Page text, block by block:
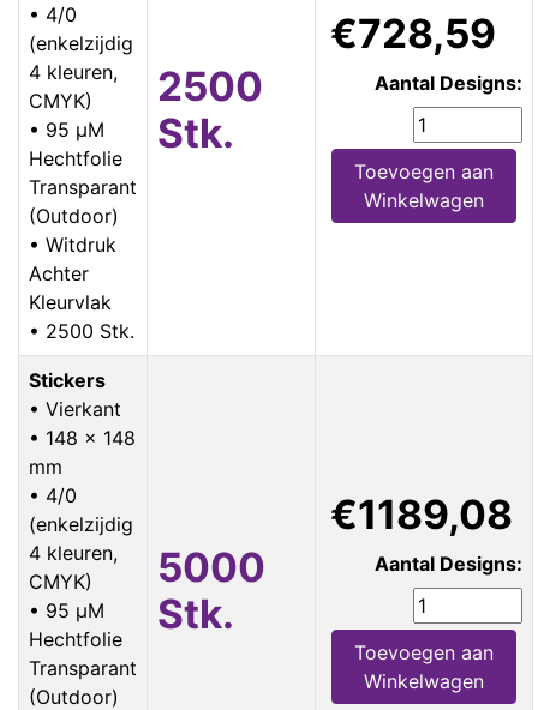
• 4/0
(enkelzijdig
4 kleuren,
CMYK)
• 95 µM
Hechtfolie
Transparant
(Outdoor)
• Witdruk
Achter
Kleurvlak
• 2500 Stk.
2500
Stk.
€728,59
Aantal Designs:
Toevoegen aan
Winkelwagen
Stickers
• Vierkant
• 148 x 148
mm
• 4/0
(enkelzijdig
4 kleuren,
CMYK)
• 95 µM
Hechtfolie
Transparant
(Outdoor)
5000
Stk.
€1189,08
Aantal Designs:
Toevoegen aan
Winkelwagen